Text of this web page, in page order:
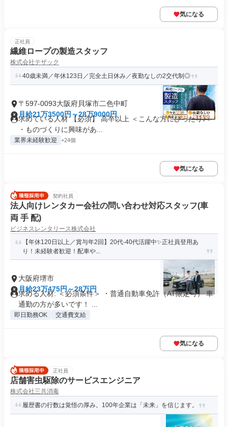
気になる
正社員
繊維ロープの製造スタッフ
株式会社テザック
40歳未満／年休123日／完全土日休み／夜勤なしの2交代制◎
〒597-0093大阪府貝塚市二色中町
月給21万3500円～28万9000円
求めている人材 【必須】 高卒以上 ＜こんな方にぴったり♪＞
・ものづくりに興味があ...
業界未経験歓迎 +24個
気になる
契約社員
法人向けレンタカー会社の問い合わせ対応スタッフ(車
両 手 配)
ビジネスレンタリース株式会社
【年休120日以上／賞与年2回】20代-40代活躍中✨正社員登用あ
り！未経験者歓迎！配車や...
大阪府堺市
月給23万475円～28万円
求める人材: ＜必須条件＞ ・普通自動車免許（AT限定可） 車
通勤の方が多いです！ ...
即日勤務OK 交通費支給
気になる
正社員
店舗害虫駆除のサービスエンジニア
株式会社三共消毒
履歴書の行数は覚悟の厚み。100年企業は「未来」を信じます。